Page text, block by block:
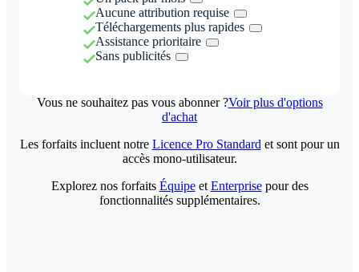
Aucune attribution requise
Téléchargements plus rapides
Assistance prioritaire
Sans publicités
Vous ne souhaitez pas vous abonner ?Voir plus d'options
d'achat
Les forfaits incluent notre Licence Pro Standard et sont pour un
accès mono-utilisateur.
Explorez nos forfaits Équipeet Enterprisepour des
fonctionnalités supplémentaires.